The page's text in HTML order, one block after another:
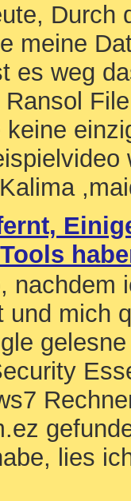
Durch
meine
es weg
keine
nachdem
und mich
lies